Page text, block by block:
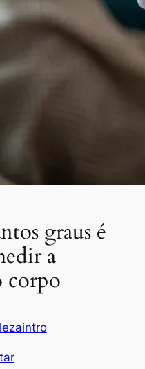
graus é
a
corpo